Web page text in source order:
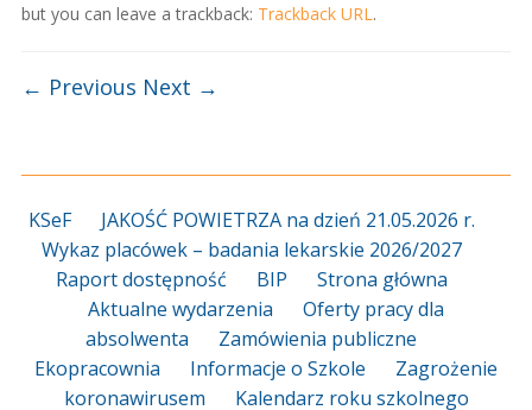
but you can leave a trackback: Trackback URL .
← Previous Next →
KSeF
JAKOŚĆ POWIETRZA na dzień 21.05.2026 r.
Wykaz placówek – badania lekarskie 2026/2027
Raport dostępność
BIP
Strona główna
Aktualne wydarzenia
Oferty pracy dla
absolwenta
Zamówienia publiczne
Ekopracownia
Informacje o Szkole
Zagrożenie
koronawirusem
Kalendarz roku szkolnego